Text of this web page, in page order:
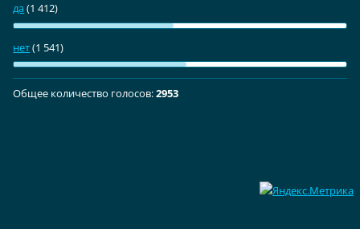
да(1 412)
нет(1 541)
Общее количество голосов:2953